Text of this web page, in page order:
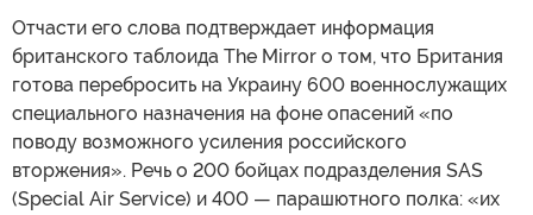
Отчасти его слова подтверждает информация
британского таблоида The Mirror о том, что Британия
готова перебросить на Украину 600 военнослужащих
специального назначения на фоне опасений «по
поводу возможного усиления российского
вторжения». Речь о 200 бойцах подразделения SAS
(Special Air Service) и 400 — парашютного полка: «их